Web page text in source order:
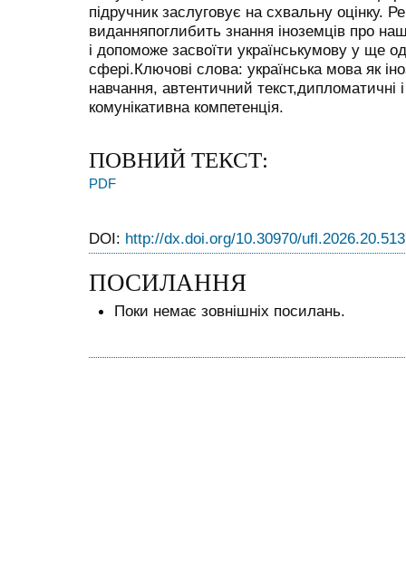
підручник заслуговує на схвальну оцінку.
виданняпоглибить знання іноземців про
і допоможе засвоїти українськумову у ще
сфері.Ключові слова: українська мова як
навчання, автентичний текст,дипломатичні
комунікативна компетенція.
ПОВНИЙ ТЕКСТ:
PDF
DOI: http://dx.doi.org/10.30970/
ПОСИЛАННЯ
Поки немає зовнішніх посилань.